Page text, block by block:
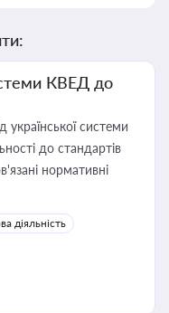
КВЕД до
української системи
до стандартів
нормативні
діяльність